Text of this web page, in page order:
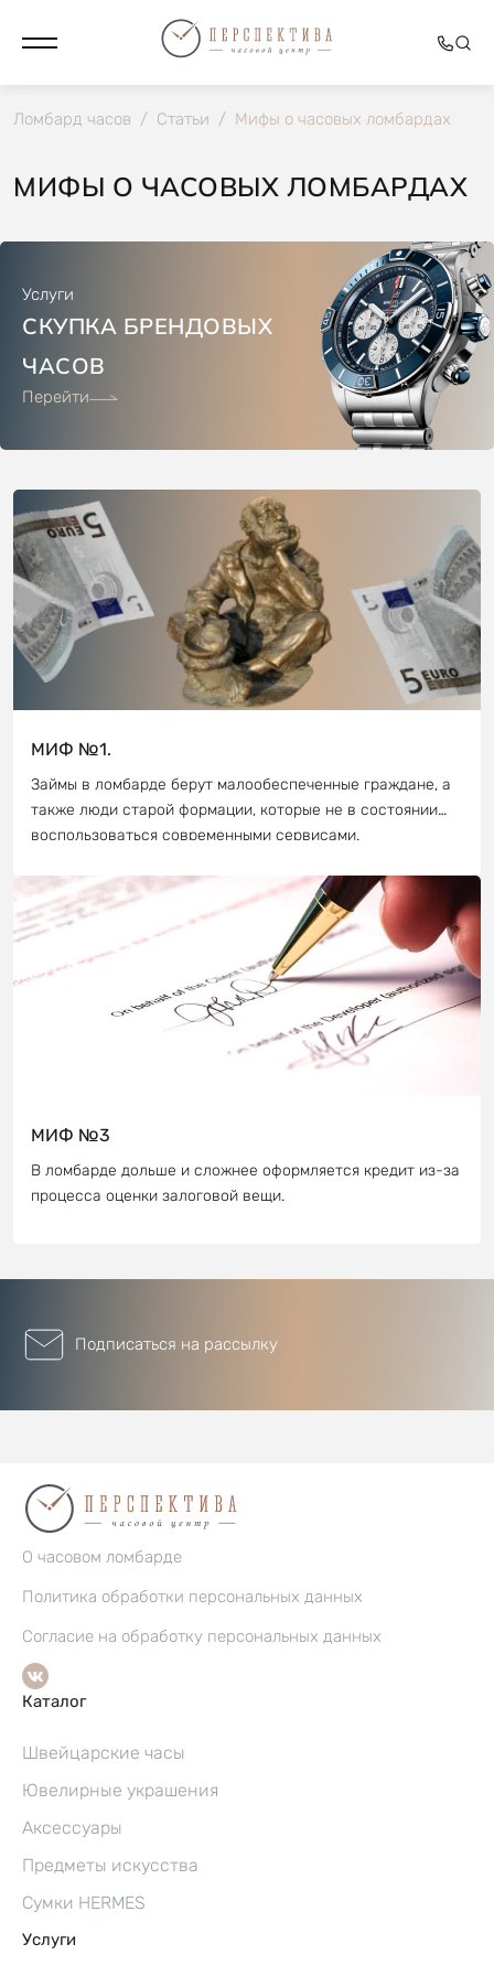
Ломбард часов / Статьи / Мифы о часовых ломбардах
МИФЫ О ЧАСОВЫХ ЛОМБАРДАХ
Услуги
СКУПКА БРЕНДОВЫХ
ЧАСОВ
Перейти
МИФ №1.
Займы в ломбарде берут малообеспеченные граждане, а
также люди старой формации, которые не в состоянии
воспользоваться современными сервисами.
МИФ №3
В ломбарде дольше и сложнее оформляется кредит из-за
процесса оценки залоговой вещи.
Подписаться на рассылку
О часовом ломбарде
Политика обработки персональных данных
Согласие на обработку персональных данных
Каталог
Швейцарские часы
Ювелирные украшения
Аксессуары
Предметы искусства
Сумки HERMES
Услуги